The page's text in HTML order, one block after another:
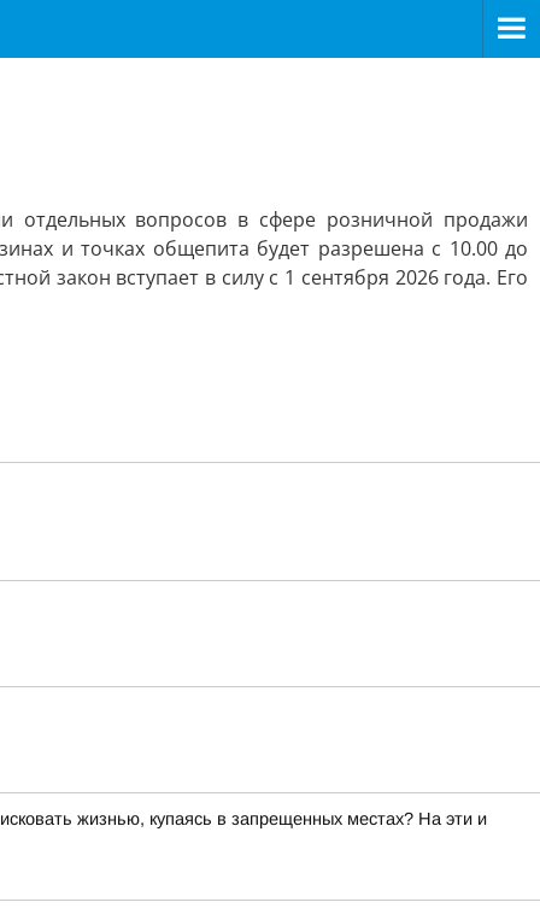
отдельных вопросов в сфере розничной продажи
и точках общепита будет разрешена с 10.00 до
закон вступает в силу с 1 сентября 2026 года. Его
жизнью, купаясь в запрещенных местах? На эти и